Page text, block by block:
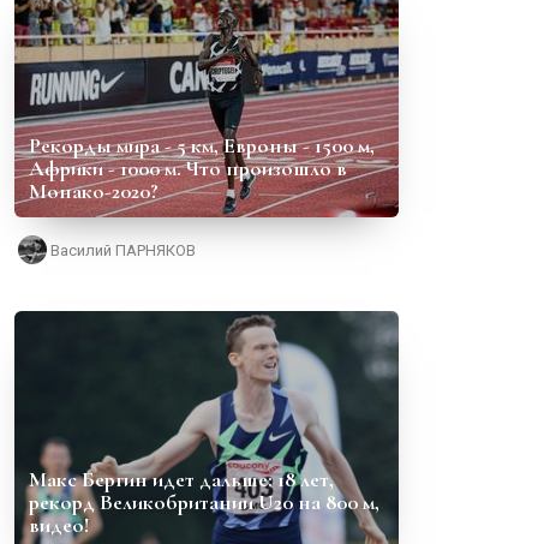
Рекорды мира - 5 км, Европы - 1500 м,
Африки - 1000 м. Что произошло в
Монако-2020?
Василий ПАРНЯКОВ
Макс Бергин идет дальше: 18 лет,
рекорд Великобритании U20 на 800 м,
видео!